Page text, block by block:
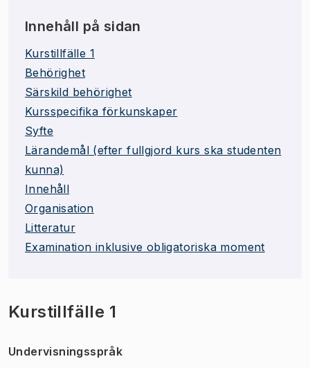
Innehåll på sidan
Kurstillfälle 1
Behörighet
Särskild behörighet
Kursspecifika förkunskaper
Syfte
Lärandemål (efter fullgjord kurs ska studenten
kunna)
Innehåll
Organisation
Litteratur
Examination inklusive obligatoriska moment
Kurstillfälle 1
Undervisningsspråk